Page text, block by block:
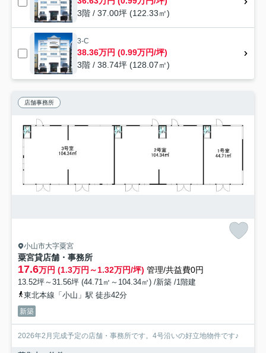
3階 / 37.00坪 (122.33㎡)
3-C
38.36万円 (0.99万円/坪)
3階 / 38.74坪 (128.07㎡)
店舗事務所
小山市大字粟宮
粟宮貸店舗・事務所
17.6万円 (1.3万円～1.32万円/坪) 管理/共益費0円
13.52坪～31.56坪 (44.71㎡～104.34㎡) /新築 /1階建
東北本線「小山」駅 徒歩42分
新築
2026年2月完成予定の店舗・事務所です。4号沿いの好立地物件です♪